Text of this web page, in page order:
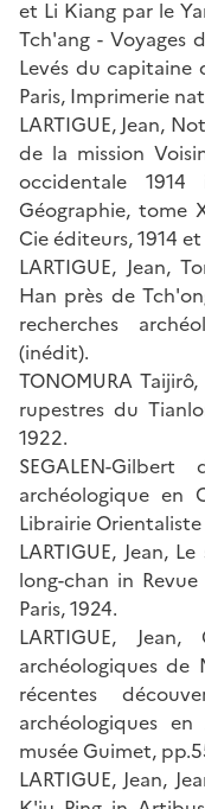
et Li Kiang par le
Tch'ang - Voyages
Levés du capitaine
Paris, Imprimerie
LARTIGUE, Jean,
de la mission
occidentale
Géographie, tome
Cie éditeurs, 1914 et
LARTIGUE, Jean,
Han près de
recherches
(inédit).
TONOMURA
rupestres du
1922.
SEGALEN-Gilbert
archéologique en
Librairie
LARTIGUE, Jean,
long-chan in
Paris, 1924.
LARTIGUE,
archéologiques de
récentes
archéologiques
musée Guimet,
LARTIGUE, Jean,